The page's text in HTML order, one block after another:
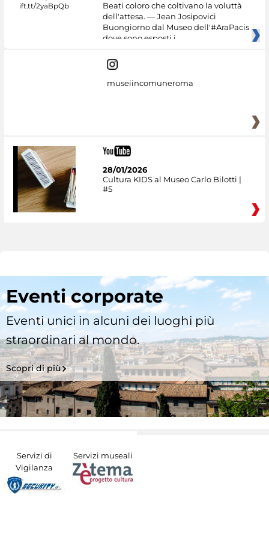
Beati coloro che coltivano la voluttà
dell'attesa. — Jean Josipovici
Buongiorno dal Museo dell'#AraPacis
dove sono esposti i
museiincomuneroma
28/01/2026
Cultura KIDS al Museo Carlo Bilotti |
#5
Eventi corporate
Eventi unici in alcuni dei luoghi più
straordinari al mondo.
Scopri di più
Servizi di
Vigilanza
Servizi museali